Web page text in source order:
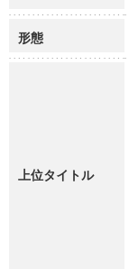
形態
上位タイトル